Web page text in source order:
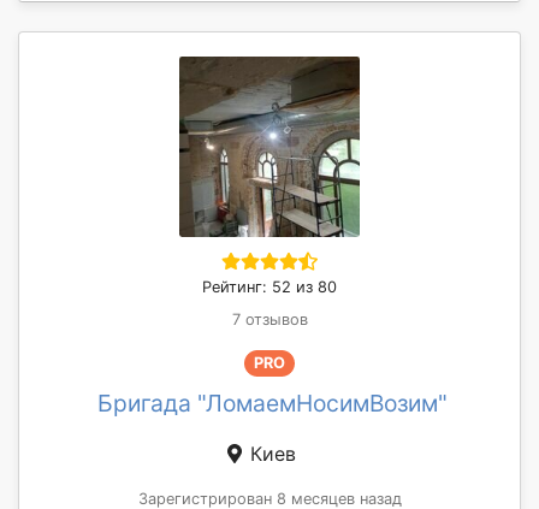
Рейтинг: 52 из 80
7 отзывов
PRO
Бригада "ЛомаемНосимВозим"
Киев
Зарегистрирован 8 месяцев назад